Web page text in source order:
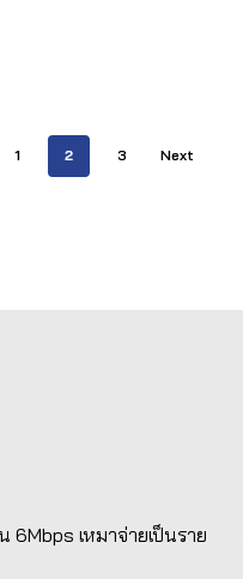
1 2 3 Next
6Mbps เหมาจ่ายเป็นราย